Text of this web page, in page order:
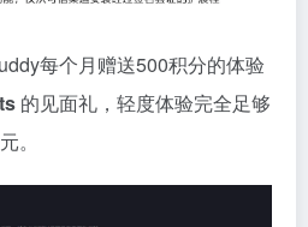
每个月赠送500积分的体验
的见面礼，轻度体验完全足够
。